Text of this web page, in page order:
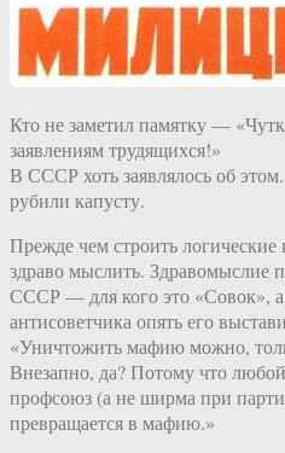
Кто не заметил памятку —
заявлениям трудящихся!»
В СССР хоть заявлялось об
рубили капусту.
Прежде чем строить
здраво мыслить. Здравомыслие
СССР — для кого это «Совок», а
антисоветчика опять его
«Уничтожить мафию можно,
Внезапно, да? Потому что
профсоюз (а не ширма при
превращается в мафию.»